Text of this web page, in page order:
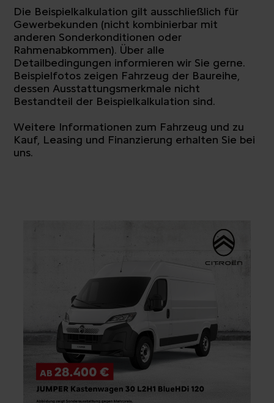
Die Beispielkalkulation gilt ausschließlich für
Gewerbekunden (nicht kombinierbar mit
anderen Sonderkonditionen oder
Rahmenabkommen). Über alle
Detailbedingungen informieren wir Sie gerne.
Beispielfotos zeigen Fahrzeug der Baureihe,
dessen Ausstattungsmerkmale nicht
Bestandteil der Beispielkalkulation sind.
Weitere Informationen zum Fahrzeug und zu
Kauf, Leasing und Finanzierung erhalten Sie bei
uns.